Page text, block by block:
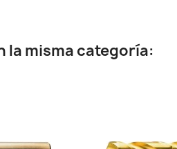
la misma categoría: